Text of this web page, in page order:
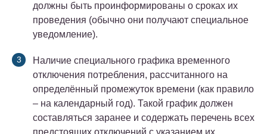
должны быть проинформированы о сроках их
проведения (обычно они получают специальное
уведомление).
Наличие специального графика временного
отключения потребления, рассчитанного на
определённый промежуток времени (как правило
– на календарный год). Такой график должен
составляться заранее и содержать перечень всех